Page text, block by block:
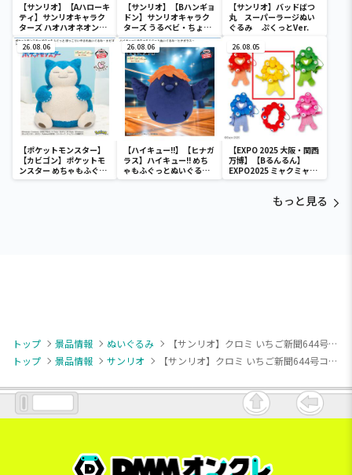
【サンリオ】【Aハローキ
ティ】サンリオキャラク
ターズ ハオハオネオンタ
ウンドールBIGタイプ1
【サンリオ】【Bハンギョ
ドン】サンリオキャラク
ターズ うるベビ・ちょい
デカドール
【サンリオ】バッドばつ
丸 スーパーラージぬい
ぐるみ ぷくっとVer.
26.08.06
【ポケットモンスター】
【カビゴン】ポケットモ
ンスター めちゃもふぐっ
と ほっこりいやされぬい
26.08.06
【ハイキュー!!】【ヒナガ
ラス】ハイキュー!! めち
ゃもふぐっとぬいぐるみ
～ヒナガラス～
26.08.05
【EXPO 2025 大阪・関西
万博】【Bるんるん】
EXPO2025 ミャクミャク
カラフルゴム紐付きぬい
もっと見る
トップ 景品情報 ぬいぐるみ
【サンリオ】クロミ いちご新聞644号コラボレーションBIGぬいぐるみ
トップ
景品情報 サンリオ 【サンリオ】クロミ いちご新聞644号コラボレーションBIGぬいぐるみ